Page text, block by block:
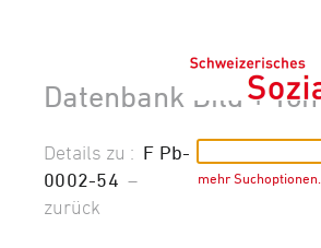
Datenbank Bild + Ton
mehr Suchoptionen…
Details zu : F Pb-
0002-54 –
zurück